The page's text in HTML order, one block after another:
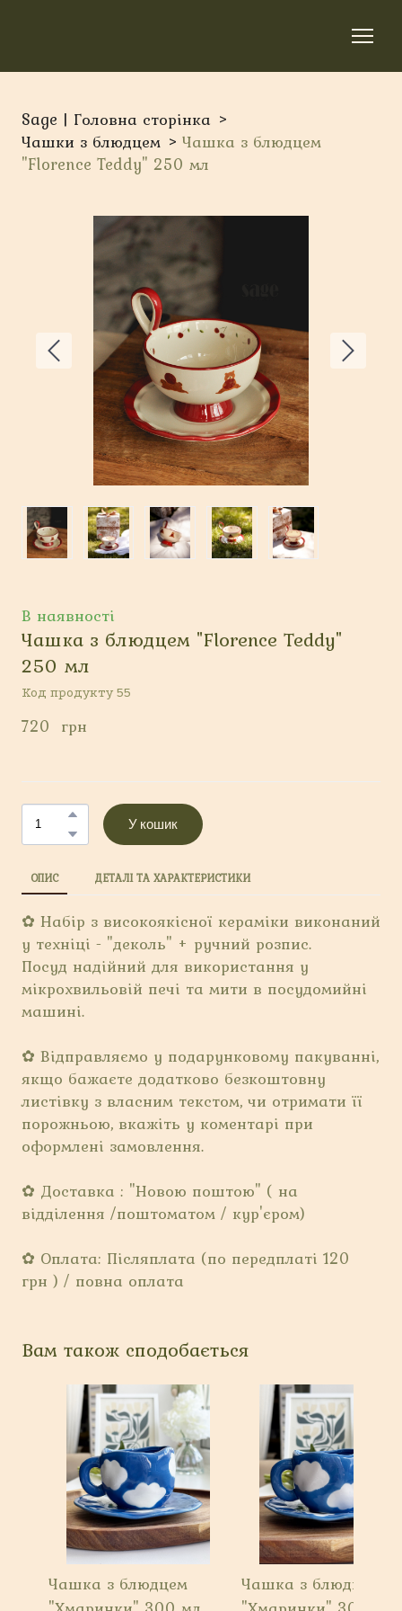
Sage | Головна сторінка
Чашки з блюдцем
Чашка з блюдцем
"Florence Teddy" 250 мл
В наявності
Чашка з блюдцем "Florence Teddy"
250 мл
Код продукту 55
720  грн
У кошик
ОПИС ДЕТАЛІ ТА ХАРАКТЕРИСТИКИ
✿ Набір з високоякісної кераміки виконаний
у техніці - "деколь" + ручний розпис.
Посуд надійний для використання у
мікрохвильовій печі та мити в посудомийні
машині.
✿ Відправляємо у подарунковому пакуванні,
якщо бажаєте додатково безкоштовну
листівку з власним текстом, чи отримати її
порожньою, вкажіть у коментарі при
оформлені замовлення.
✿ Доставка : "Новою поштою" ( на
відділення /поштоматом / кур'єром)
✿ Оплата: Післяплата (по передплаті 120
грн ) / повна оплата
Вам також сподобається
Чашка з блюдцем
Чашка з блюдцем